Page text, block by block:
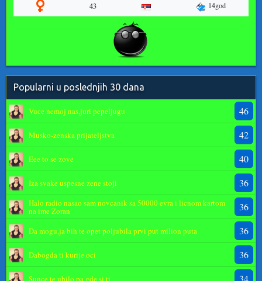
43 14god
Popularni u poslednjih 30 dana
Vuce nemoj nas,juri pepeljugu 46
Musko-zenska prijateljstva 42
Eee to se zove 40
Iza svake uspesne zene stoji 36
Halo radio nasao sam novcanik sa 50000 evra i licnom kartom
na ime Zoran 36
Da mogu,ja bih te opet poljubila prvi put milion puta 36
Dabogda ti kurije oci 36
Sunce te ubilo,pa gde si ti 34